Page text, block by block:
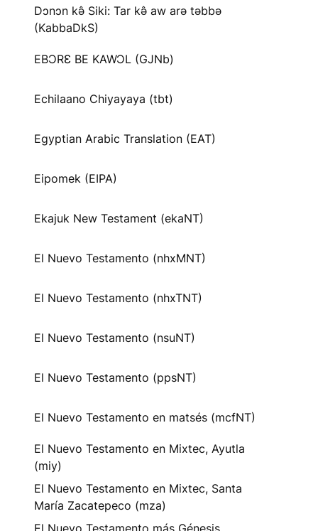
Dɔnɔn kə̂ Siki: Tar kə̂ aw arə təbbə
(KabbaDkS)
EBƆRƐ BE KAWƆL (GJNb)
Echilaano Chiyayaya (tbt)
Egyptian Arabic Translation (EAT)
Eipomek (EIPA)
Ekajuk New Testament (ekaNT)
El Nuevo Testamento (nhxMNT)
El Nuevo Testamento (nhxTNT)
El Nuevo Testamento (nsuNT)
El Nuevo Testamento (ppsNT)
El Nuevo Testamento en matsés (mcfNT)
El Nuevo Testamento en Mixtec, Ayutla
(miy)
El Nuevo Testamento en Mixtec, Santa
María Zacatepeco (mza)
El Nuevo Testamento más Génesis